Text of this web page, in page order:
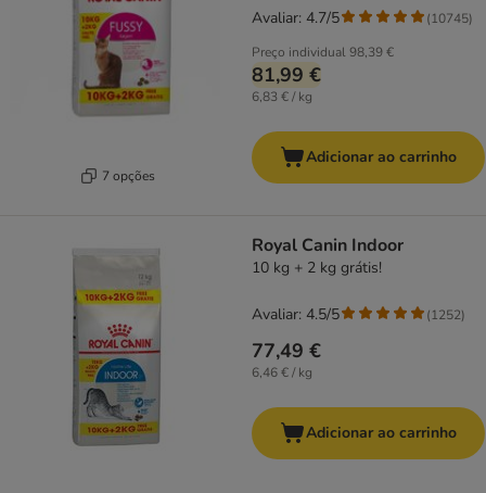
7 opções
Preço individual98,39 €
81,99 €
6,83 € / kg
Avaliar: 4.7/5 (10745)
Adicionar ao carrinho
Royal Canin Indoor
10 kg + 2 kg grátis!
77,49 €
6,46 € / kg
Avaliar: 4.5/5 (1252)
Adicionar ao carrinho